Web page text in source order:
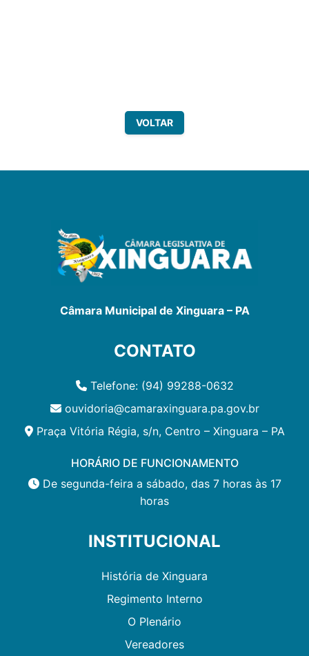
VOLTAR
Câmara Municipal de Xinguara – PA
CONTATO
Telefone: (94) 99288-0632
ouvidoria@camaraxinguara.pa.gov.br
Praça Vitória Régia, s/n, Centro – Xinguara – PA
HORÁRIO DE FUNCIONAMENTO
De segunda-feira a sábado, das 7 horas às 17
horas
INSTITUCIONAL
História de Xinguara
Regimento Interno
O Plenário
Vereadores